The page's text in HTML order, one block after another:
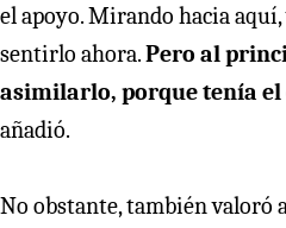
el apoyo. Mirando hacia
sentirlo ahora.Pero al
asimilarlo, porque tenía
añadió.
No obstante, también valoró